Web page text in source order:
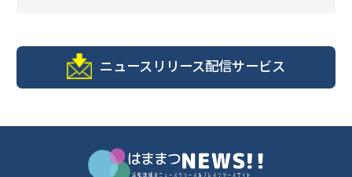
ニュースリリース配信サービス